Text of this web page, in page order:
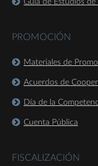
Guía de Estudios
PROMOCIÓN
Materiales de
Acuerdos de
Día de la
Cuenta Pública
FISCALIZACIÓN